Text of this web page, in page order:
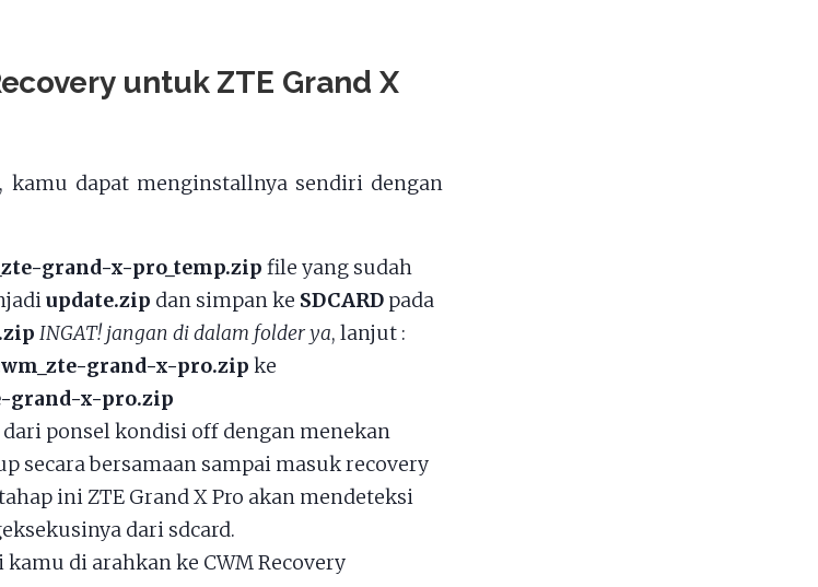
untuk ZTE Grand X
kamu dapat menginstallnya sendiri dengan
grand-x-pro_temp.zip file yang sudah
update.zip dan simpan ke SDCARD pada
INGAT! jangan di dalam folder ya, lanjut :
grand-x-pro.zip ke
grand-x-pro.zip
dari ponsel kondisi off dengan menekan
secara bersamaan sampai masuk recovery
ini ZTE Grand X Pro akan mendeteksi
dari sdcard.
di arahkan ke CWM Recovery